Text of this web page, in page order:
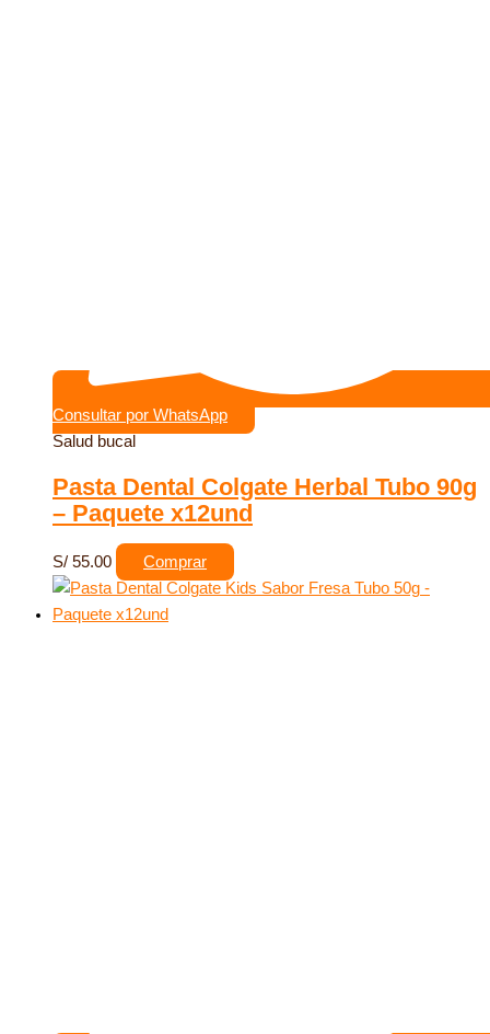
Consultar por WhatsApp
Salud bucal
Pasta Dental Colgate Herbal Tubo 90g
– Paquete x12und
S/ 55.00 Comprar